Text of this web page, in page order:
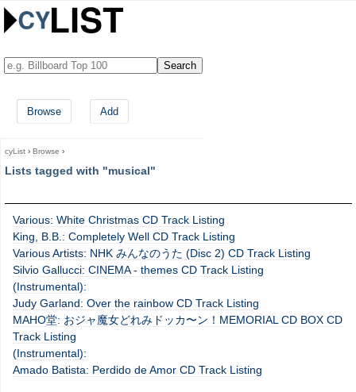
Browse Add
cyList › Browse ›
Lists tagged with "musical"
Various: White Christmas CD Track Listing
King, B.B.: Completely Well CD Track Listing
Various Artists: NHK みんなのうた (Disc 2) CD Track Listing
Silvio Gallucci: CINEMA - themes CD Track Listing
(Instrumental):
Judy Garland: Over the rainbow CD Track Listing
MAHO堂: おジャ魔女どれみドッカ〜ン！MEMORIAL CD BOX CD
Track Listing
(Instrumental):
Amado Batista: Perdido de Amor CD Track Listing